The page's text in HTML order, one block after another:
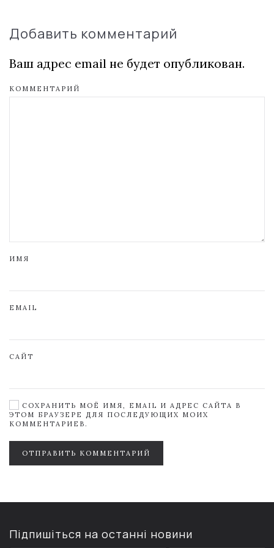
Добавить комментарий
Ваш адрес email не будет опубликован.
КОММЕНТАРИЙ
ИМЯ
EMAIL
САЙТ
СОХРАНИТЬ МОЁ ИМЯ, EMAIL И АДРЕС САЙТА В
ЭТОМ БРАУЗЕРЕ ДЛЯ ПОСЛЕДУЮЩИХ МОИХ
КОММЕНТАРИЕВ.
ОТПРАВИТЬ КОММЕНТАРИЙ
Підпишіться на останні новини